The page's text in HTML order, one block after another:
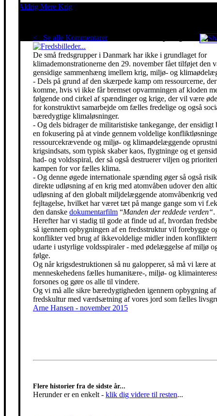
Aldrig Mere Krig
< Se alle KommentarerRed klimaet - stop krigen!
De små fredsgrupper i Danmark har ikke i grundlaget for
klimademonstrationerne den 29. november fået tilføjet den
gensidige sammenhæng imellem krig, miljø- og
- Dels på grund af den skærpede kamp om ressourcerne,
komme, hvis vi ikke får bremset opvarmningen af kloden
følgende ond cirkel af spændinger og krige, der vil være
for konstruktivt samarbejde om fælles fredelige og også
bæredygtige klimaløsninger.
- Og dels bidrager de militaristiske tankegange, der ensidigt
en fokusering på at vinde gennem voldelige
ressourcekrævende og miljø- og klimaødelæggende
krigsindsats, som typisk skaber kaos, flygtninge og et
had- og voldsspiral, der så også destruerer viljen og
kampen for vor fælles klima.
- Og denne øgede internationale spænding øger så også
direkte udløsning af en krig med atomvåben udover den
udløsning af den globalt miljdelæggende atomvåbenkrig
fejltagelse, hvilket har været tæt på mange gange som vi
den danske dokumentarfilm “Manden der reddede verden“.
Herefter har vi stadig til gode at finde ud af, hvordan
så igennem opbygningen af en fredsstruktur vil forebygge
konflikter ved brug af ikkevoldelige midler inden
udarte i ustyrlige voldsspiraler - med ødelæggelse af miljø
følge.
Og når krigsdestruktionen så nu galopperer, så må vi lære
menneskehedens fælles humanitære-, miljø- og
forsones og gøre os alle til vindere.
Og vi må alle sikre bæredygtigheden igennem opbygning af
fredskultur med værdsætning af vores jord som fælles
Arne Hansen - november 2015
Flere historier fra de sidste år...
Herunder er en enkelt - klik dig videre til resten...